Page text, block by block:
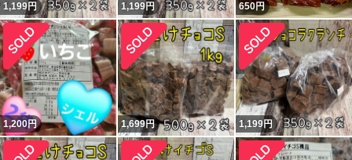
1,199円 1,199円 650円
1,200円 1,699円 1,199円